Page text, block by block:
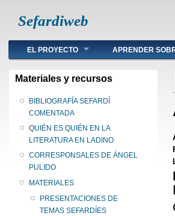
Sefardiweb
Main menu
EL PROYECTO APRENDER
Materiales y recursos
BIBLIOGRAFÍA SEFARDÍ
COMENTADA
QUIÉN ES QUIÉN EN LA
LITERATURA EN LADINO
CORRESPONSALES DE ÁNGEL
PULIDO
MATERIALES
PRESENTACIONES DE
TEMAS SEFARDÍES